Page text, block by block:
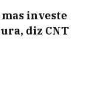
investe
diz CNT